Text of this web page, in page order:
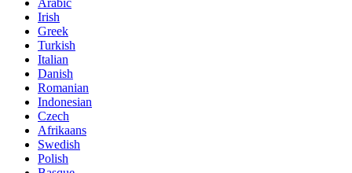
Arabic
Irish
Greek
Turkish
Italian
Danish
Romanian
Indonesian
Czech
Afrikaans
Swedish
Polish